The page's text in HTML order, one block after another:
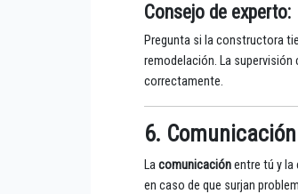
Consejo de experto:
Pregunta si la constructora
remodelación. La
correctamente.
6.
Lacomunicaciónentre tú y
en caso de que surjan